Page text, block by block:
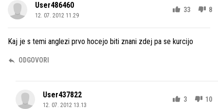
User486460
12. 07. 2012 11.29
33 8
Kaj je s temi anglezi prvo hocejo biti znani zdej pa se kurcijo
ODGOVORI
User437822
12. 07. 2012 13.13
3 10